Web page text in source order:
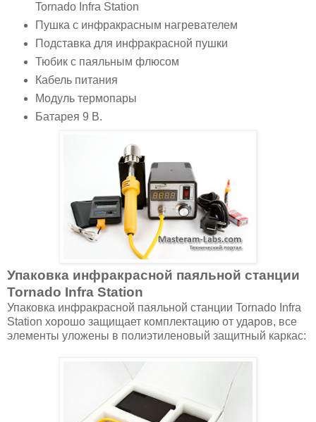
Tornado Infra Station
Пушка с инфракрасным нагревателем
Подставка для инфракрасной пушки
Тюбик с паяльным флюсом
Кабель питания
Модуль термопары
Батарея 9 В.
Упаковка инфракрасной паяльной станции
Tornado Infra Station
Упаковка инфракрасной паяльной станции Tornado Infra
Station хорошо защищает комплектацию от ударов, все
элементы уложены в полиэтиленовый защитный каркас: